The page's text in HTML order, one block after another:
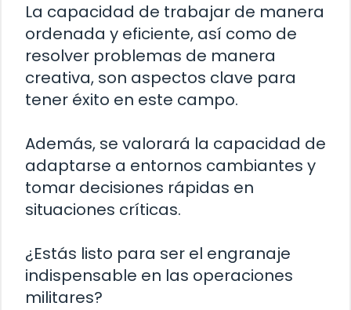
La capacidad de trabajar de manera
ordenada y eficiente, así como de
resolver problemas de manera
creativa, son aspectos clave para
tener éxito en este campo.
Además, se valorará la capacidad de
adaptarse a entornos cambiantes y
tomar decisiones rápidas en
situaciones críticas.
¿Estás listo para ser el engranaje
indispensable en las operaciones
militares?